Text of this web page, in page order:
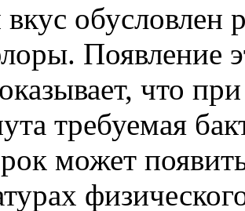
обусловлен
Появление
что
требуемая
может